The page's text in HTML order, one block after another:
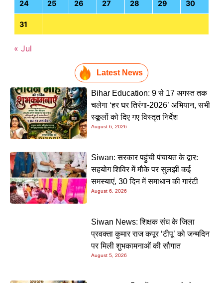
24 25 26 27 28 29 30
31
« Jul
Latest News
Bihar Education: 9 से 17 अगस्त तक
चलेगा ‘हर घर तिरंगा-2026’ अभियान, सभी
स्कूलों को दिए गए विस्तृत निर्देश
August 6, 2026
Siwan: सरकार पहुंची पंचायत के द्वार:
सहयोग शिविर में मौके पर सुलझीं कई
समस्याएं, 30 दिन में समाधान की गारंटी
August 6, 2026
Siwan News: शिक्षक संघ के जिला
प्रवक्ता कुमार राज कपूर ‘टीपू’ को जन्मदिन
पर मिली शुभकामनाओं की सौगात
August 5, 2026